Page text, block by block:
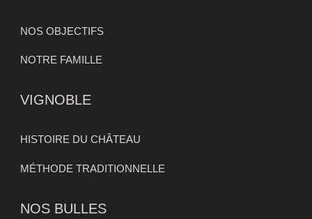
NOS OBJECTIFS
NOTRE FAMILLE
VIGNOBLE
HISTOIRE DU CHÂTEAU
MÉTHODE TRADITIONNELLE
NOS BULLES